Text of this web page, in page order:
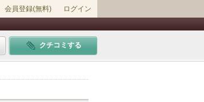
会員登録(無料) ログイン
クチコミする